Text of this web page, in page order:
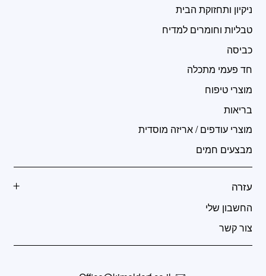
ניקיון ותחזוקת הבית
טבליות וחומרים למדיח
כביסה
חד פעמי מתכלה
מוצרי טיפוח
בריאות
מוצרי עודפים / אריזה מוסדית
מבצעים חמים
עזרה
החשבון שלי
צור קשר